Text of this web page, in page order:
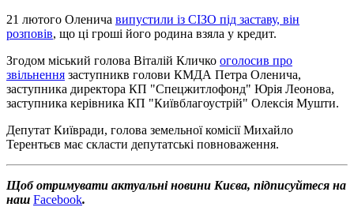
21 лютого Оленича випустили із СІЗО під заставу, він
розповів, що ці гроші його родина взяла у кредит.
Згодом міський голова Віталій Кличко оголосив про
звільнення заступникв голови КМДА Петра Оленича,
заступника директора КП "Спецжитлофонд" Юрія Леонова,
заступника керівника КП "Київблагоустрій" Олексія Мушти.
Депутат Київради, голова земельної комісії Михайло
Терентьєв має скласти депутатські повноваження.
Щоб отримувати актуальні новини Києва, підписуйтеся на
наш Facebook.